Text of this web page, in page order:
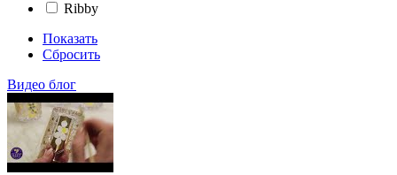
Ribby
Показать
Сбросить
Видео блог